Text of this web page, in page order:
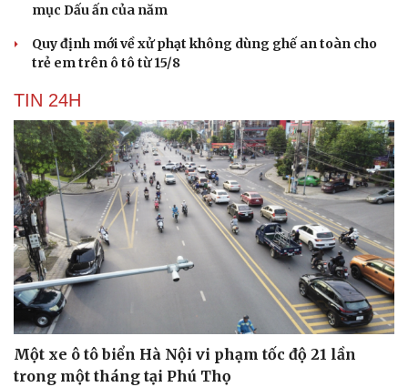
mục Dấu ấn của năm
Quy định mới về xử phạt không dùng ghế an toàn cho
trẻ em trên ô tô từ 15/8
TIN 24H
Một xe ô tô biển Hà Nội vi phạm tốc độ 21 lần
trong một tháng tại Phú Thọ